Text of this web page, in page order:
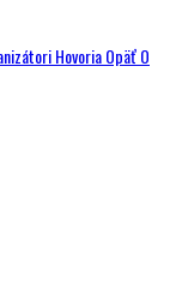
Hovoria Opäť O